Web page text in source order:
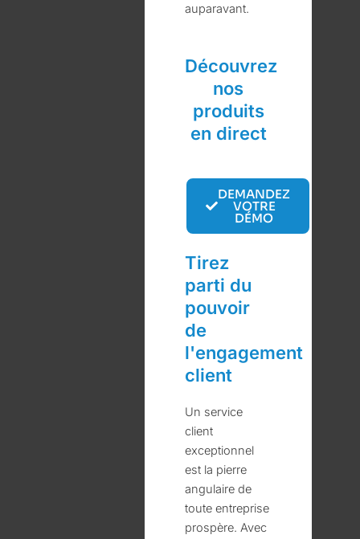
auparavant.
Découvrez
nos
produits
en direct
DEMANDEZ
VOTRE
DÉMO
Tirez
parti du
pouvoir
de
l'engagement
client
Un service
client
exceptionnel
est la pierre
angulaire de
toute entreprise
prospère. Avec